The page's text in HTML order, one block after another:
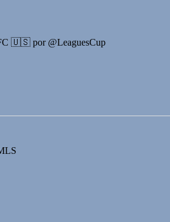
🇺🇸 por @LeaguesCup